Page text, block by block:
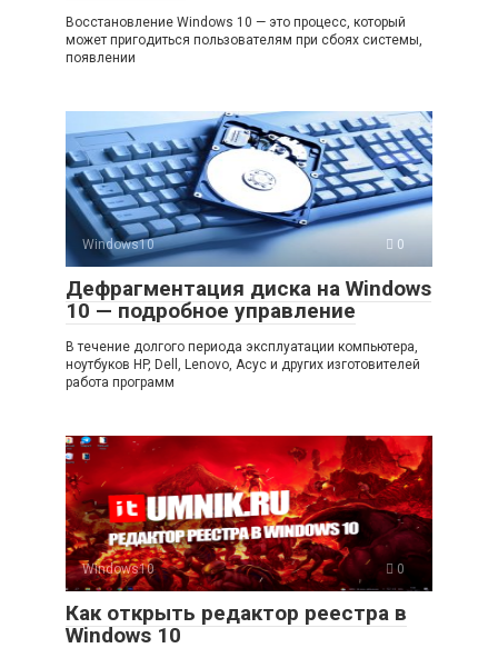
Восстановление Windows 10 — это процесс, который
может пригодиться пользователям при сбоях системы,
появлении
Windows10 0
Дефрагментация диска на Windows
10 — подробное управление
В течение долгого периода эксплуатации компьютера,
ноутбуков HP, Dell, Lenovo, Асус и других изготовителей
работа программ
Windows10 0
Как открыть редактор реестра в
Windows 10